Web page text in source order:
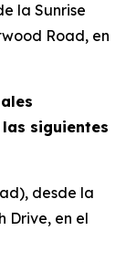
la Sunrise
Road, en
siguientes
desde la
Drive, en el